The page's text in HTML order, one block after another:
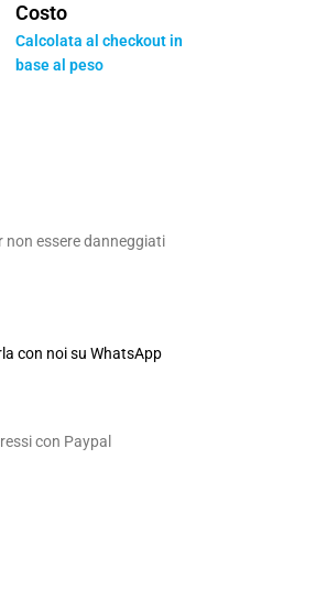
Costo
Calcolata al checkout in
base al peso
essere danneggiati
con noi su WhatsApp
con Paypal